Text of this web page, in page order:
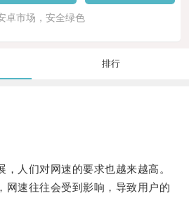
卓市场，安全绿色
排行
人们对网速的要求也越来越高。
速往往会受到影响，导致用户的